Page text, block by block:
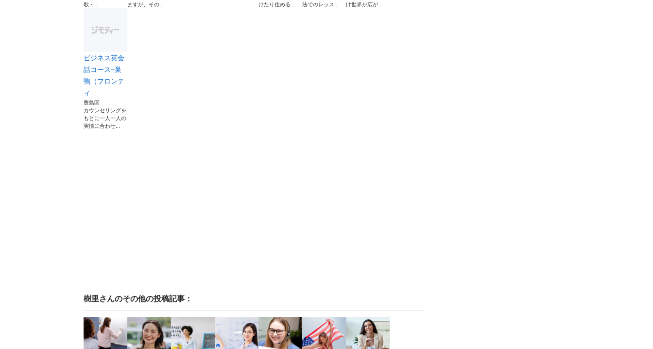
歌・...
ますが、その...
けたり住める...
法でのレッス...
け世界が広が...
ビジネス英会
話コース−巣
鴨（フロンテ
ィ...
豊島区
カウンセリングを
もとに一人一人の
実情に合わせ...
樹里さんのその他の投稿記事：